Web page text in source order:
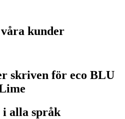
kunder
skriven för eco BLU
i alla språk